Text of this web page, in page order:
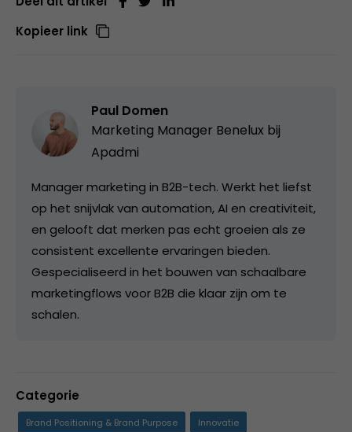
Kopieer link
Paul Domen
Marketing Manager Benelux bij
Apadmi
Manager marketing in B2B-tech. Werkt het liefst
op het snijvlak van automation, AI en creativiteit,
en gelooft dat merken pas echt groeien als ze
consistent excellente ervaringen bieden.
Gespecialiseerd in het bouwen van schaalbare
marketingflows voor B2B die klaar zijn om te
schalen.
Categorie
Brand Positioning & Brand Purpose
Innovatie